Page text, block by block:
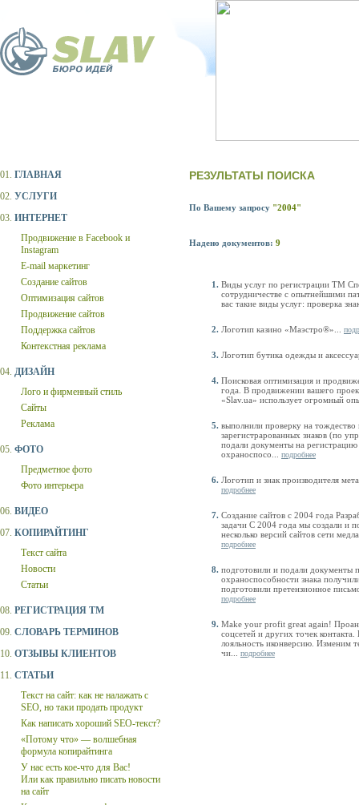
01. ГЛАВНАЯ
02. УСЛУГИ
03. ИНТЕРНЕТ
Продвижение в Facebook и
Instagram
E-mail маркетинг
Создание сайтов
Оптимизация сайтов
Продвижение сайтов
Поддержка сайтов
Контекстная реклама
04. ДИЗАЙН
Лого и фирменный стиль
Сайты
Реклама
05. ФОТО
Предметное фото
Фото интерьера
06. ВИДЕО
07. КОПИРАЙТИНГ
Текст сайта
Новости
Статьи
08. РЕГИСТРАЦИЯ ТМ
09. СЛОВАРЬ ТЕРМИНОВ
10. ОТЗЫВЫ КЛИЕНТОВ
11. СТАТЬИ
Текст на сайт: как не налажать с
SEO, но таки продать продукт
Как написать хороший SEO-текст?
«Потому что» — волшебная
формула копирайтинга
У нас есть кое-что для Вас!
Или как правильно писать новости
на сайт
РЕЗУЛЬТАТЫ ПОИСКА
По Вашему запросу "2004"
Надено документов: 9
Виды услуг по регистрации ТМ
сотрудничестве с опытнейшими
вас такие виды услуг: проверка
Логотип казино «Маэстро®»...
Логотип бутика одежды и
Поисковая оптимизация и
года. В продвижении вашего
«Slav.ua» использует огромный
выполнили проверку на тождество
зарегистрарованных знаков (по
подали документы на
охраноспосо...
подробнее
Логотип и знак производителя
подробнее
Создание сайтов с 2004 года
задачи С 2004 года мы создали и
несколько версий сайтов сети
подробнее
подготовили и подали документы
охраноспособности знака
подготовили претензионное
подробнее
Make your profit great again!
соцсетей и других точек
лояльность иконверсию. Изменим
чи...
подробнее